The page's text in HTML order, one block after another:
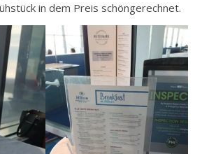
in dem Preis schöngerechnet.